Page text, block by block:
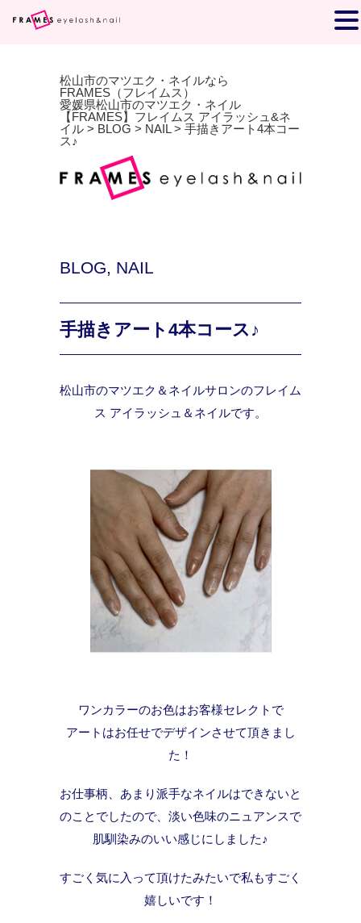
松山市のマツエク・ネイルなら
FRAMES（フレイムス）
愛媛県松山市のマツエク・ネイル
【FRAMES】フレイムス アイラッシュ&ネ
イル > BLOG > NAIL> 手描きアート4本コー
ス♪
BLOG, NAIL
手描きアート4本コース♪
松山市のマツエク＆ネイルサロンのフレイム
ス アイラッシュ＆ネイルです。
ワンカラーのお色はお客様セレクトで
アートはお任せでデザインさせて頂きまし
た！
お仕事柄、あまり派手なネイルはできないと
のことでしたので、淡い色味のニュアンスで
肌馴染みのいい感じにしました♪
すごく気に入って頂けたみたいで私もすごく
嬉しいです！